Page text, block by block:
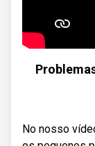
No nosso